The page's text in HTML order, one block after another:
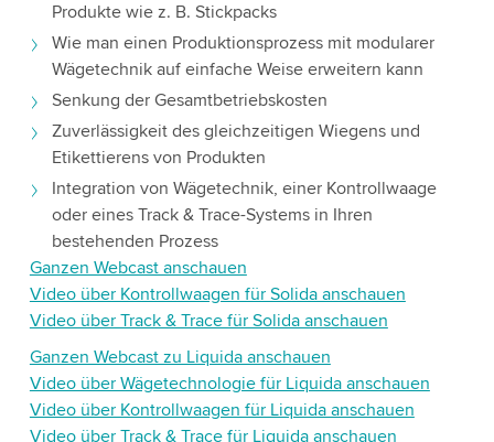
Produkte wie z. B. Stickpacks
Wie man einen Produktionsprozess mit modularer
Wägetechnik auf einfache Weise erweitern kann
Senkung der Gesamtbetriebskosten
Zuverlässigkeit des gleichzeitigen Wiegens und
Etikettierens von Produkten
Integration von Wägetechnik, einer Kontrollwaage
oder eines Track & Trace-Systems in Ihren
bestehenden Prozess
Ganzen Webcast anschauen
Video über Kontrollwaagen für Solida anschauen
Video über Track & Trace für Solida anschauen
Ganzen Webcast zu Liquida anschauen
Video über Wägetechnologie für Liquida anschauen
Video über Kontrollwaagen für Liquida anschauen
Video über Track & Trace für Liquida anschauen